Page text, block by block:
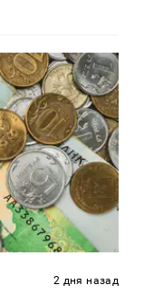
2 дня назад